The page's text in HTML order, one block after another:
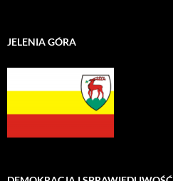
JELENIA GÓRA